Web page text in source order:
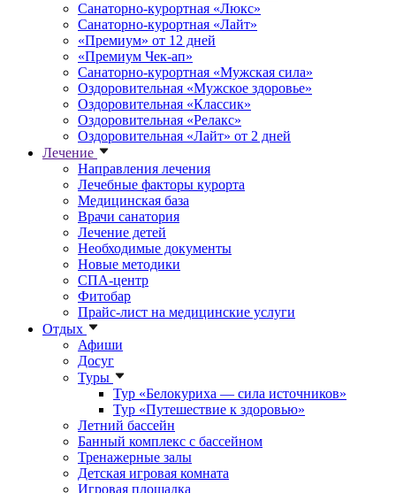
Санаторно-курортная «Люкс»
Санаторно-курортная «Лайт»
«Премиум» от 12 дней
«Премиум Чек-ап»
Санаторно-курортная «Мужская сила»
Оздоровительная «Мужское здоровье»
Оздоровительная «Классик»
Оздоровительная «Релакс»
Оздоровительная «Лайт» от 2 дней
Лечение
Направления лечения
Лечебные факторы курорта
Медицинская база
Врачи санатория
Лечение детей
Необходимые документы
Новые методики
СПА-центр
Фитобар
Прайс-лист на медицинские услуги
Отдых
Афиши
Досуг
Туры
Тур «Белокуриха — сила источников»
Тур «Путешествие к здоровью»
Летний бассейн
Банный комплекс с бассейном
Тренажерные залы
Детская игровая комната
Игровая площадка